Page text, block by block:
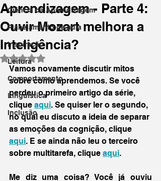
Ciência da Aprendizagem
Planejamento de aula
Inspiração
Leitura
Comportamento
Linguística
Inclusão
Aprendizagem - Parte 4:
Ouvir Mozart melhora a
Inteligência?
Avaliado com NaN de 5 estrelas.
Vamos novamente discutir mitos
sobre como aprendemos. Se você
perdeu o primeiro artigo da série,
clique aqui. Se quiser ler o segundo,
no qual eu discuto a ideia de separar
as emoções da cognição, clique
aqui. E se ainda não leu o terceiro
sobre multitarefa, clique aqui.
Me diz uma coisa? Você já ouviu